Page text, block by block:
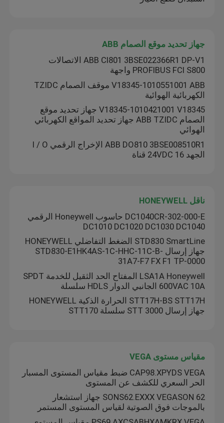
أدوات MTL
صمام ASCO
أجهزة استشعار PH Rosemount
نظام مراقبة اهتزازات (بنتلي نيفادا)
جهاز تحديد موقع الصمام ABB
ناقل HONEYWELL
مقياس مستوى VEGA
إميرسون تريكس الاتصال مع الجهاز
أدوات SICK
أدوات SMC
جهاز تحديد موقع الصمام ABB
ABB CI801 3BSE022366R1 DP-V1 الاتصالات
PROFIBUS FCI S800 واجهة
V18345-1010551001 ABB موقف الصمام TZIDC
الكهربائية الهوائية
V18345-1010421001 V18345 جهاز تحديد موقع
الصمام ABB TZIDC جهاز تحديد المواقع الكهربائي
الهوائي
ABB DO810 3BSE008510R1 الإخراج الرقمي I / O
الجهد 24VDC 16 قناة
ناقل HONEYWELL
DC1040CR-302-000-E حاسوب Honeywell الرقمي
DC1010 DC1020 DC1030 DC1040
STD830 SmartLine الضغط التفاضلي HONEYWELL
جهاز إرسال STD830-E1HK4AS-1C-HHC-11C-B-
31A7-F7 FX F1 TP-0000
LSA1A Honeywell المفتاح الحد الثقيل للخدمة SPDT
600VAC 10A الجانبي الدوار HDLS سلسلة
STT17H-BS STT17H الحرارة الذكية HONEYWELL
جهاز إرسال STT 3000 سلسلة STT170
مقياس مستوى VEGA
CAP98.XPYDS VEGA ضبط مقياس المستوى المسبار
الحر السعري للكشف عن المستوى
SONS62.EXXX VEGASON 62 جهاز استشعار
بالموجات فوق الصوتية لقياس المستوى المستمر